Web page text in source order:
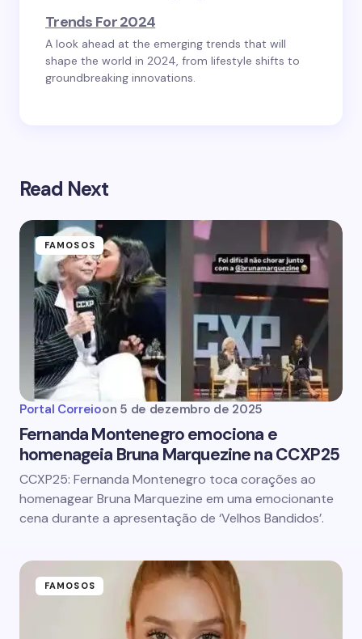
Trends For 2024
A look ahead at the emerging trends that will
shape the world in 2024, from lifestyle shifts to
groundbreaking innovations.
Read Next
FAMOSOS
Portal Correioon 5 de dezembro de 2025
Fernanda Montenegro emociona e
homenageia Bruna Marquezine na CCXP25
CCXP25: Fernanda Montenegro toca corações ao
homenagear Bruna Marquezine em uma emocionante
cena durante a apresentação de ‘Velhos Bandidos’.
FAMOSOS